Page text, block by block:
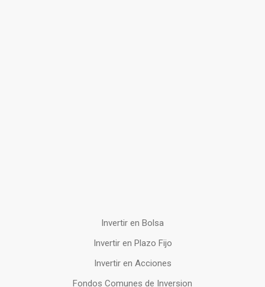
Invertir en Bolsa
Invertir en Plazo Fijo
Invertir en Acciones
Fondos Comunes de Inversion